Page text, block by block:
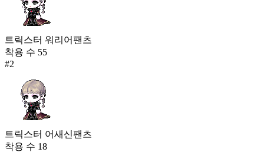
트릭스터 워리어팬츠
착용 수 55
#2
트릭스터 어새신팬츠
착용 수 18